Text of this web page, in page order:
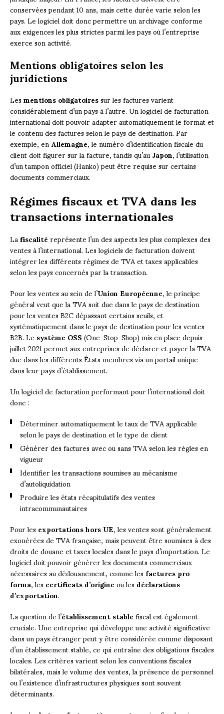
conservées pendant 10 ans, mais cette durée varie selon les
pays. Le logiciel doit donc permettre un archivage conforme
aux exigences les plus strictes parmi les pays où l’entreprise
exerce son activité.
Mentions obligatoires selon les
juridictions
Lesmentions obligatoiressur les factures varient
considérablement d’un pays à l’autre. Un logiciel de facturation
international doit pouvoir adapter automatiquement le format et
le contenu des factures selon le pays de destination. Par
exemple, enAllemagne, le numéro d’identification fiscale du
client doit figurer sur la facture, tandis qu’auJapon, l’utilisation
d’un tampon officiel (Hanko) peut être requise sur certains
documents commerciaux.
Régimes fiscaux et TVA dans les
transactions internationales
Lafiscalitéreprésente l’un des aspects les plus complexes des
ventes à l’international. Les logiciels de facturation doivent
intégrer les différents régimes de TVA et taxes applicables
selon les pays concernés par la transaction.
Pour les ventes au sein de l’Union Européenne, le principe
général veut que la TVA soit due dans le pays de destination
pour les ventes B2C dépassant certains seuils, et
systématiquement dans le pays de destination pour les ventes
B2B. Lesystème OSS(One-Stop-Shop) mis en place depuis
juillet 2021 permet aux entreprises de déclarer et payer la TVA
due dans les différents États membres via un portail unique
dans leur pays d’établissement.
Un logiciel de facturation performant pour l’international doit
donc :
Déterminer automatiquement le taux de TVA applicable
selon le pays de destination et le type de client
Générer des factures avec ou sans TVA selon les règles en
vigueur
Identifier les transactions soumises au mécanisme
d’autoliquidation
Produire les états récapitulatifs des ventes
intracommunautaires
Pour lesexportations hors UE, les ventes sont généralement
exonérées de TVA française, mais peuvent être soumises à des
droits de douane et taxes locales dans le pays d’importation. Le
logiciel doit pouvoir générer les documents commerciaux
nécessaires au dédouanement, comme lesfactures pro
forma, lescertificats d’origineou lesdéclarations
d’exportation.
La question de l’établissement stablefiscal est également
cruciale. Une entreprise qui développe une activité significative
dans un pays étranger peut y être considérée comme disposant
d’un établissement stable, ce qui entraîne des obligations fiscales
locales. Les critères varient selon les conventions fiscales
bilatérales, mais le volume des ventes, la présence de personnel
ou l’existence d’infrastructures physiques sont souvent
déterminants.